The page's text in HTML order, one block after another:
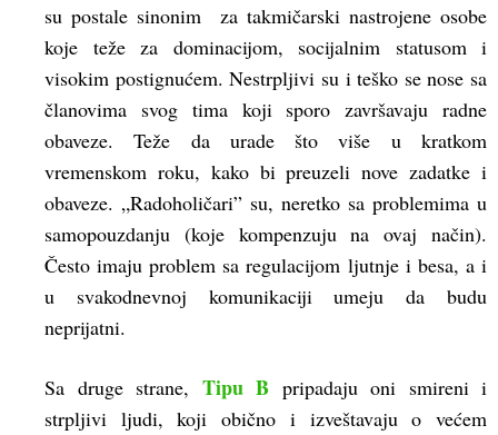
su postale sinonim za takmičarski nastrojene osobe
koje teže za dominacijom, socijalnim statusom i
visokim postignućem. Nestrpljivi su i teško se nose sa
članovima svog tima koji sporo završavaju radne
obaveze. Teže da urade što više u kratkom
vremenskom roku, kako bi preuzeli nove zadatke i
obaveze. „Radoholičari” su, neretko sa problemima u
samopouzdanju (koje kompenzuju na ovaj način).
Često imaju problem sa regulacijom ljutnje i besa, a i
u svakodnevnoj komunikaciji umeju da budu
neprijatni.
Sa druge strane, Tipu B pripadaju oni smireni i
strpljivi ljudi, koji obično i izveštavaju o većem